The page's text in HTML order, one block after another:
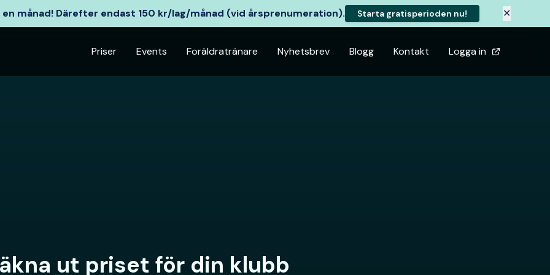
månad! Därefter endast 150 kr/lag/månad (vid årsprenumeration). Starta gratisperioden nu! ✕
Priser Events Foräldratränare Nyhetsbrev Blogg Kontakt Logga in
ut priset för din klubb